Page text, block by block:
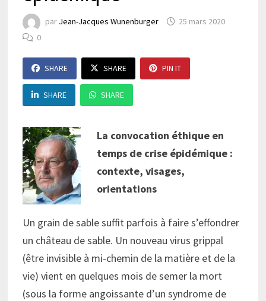
par Jean-Jacques Wunenburger
25 mars 2020
0
SHARE SHARE PIN IT
SHARE SHARE
La convocation éthique en
temps de crise épidémique :
contexte, visages,
orientations
Un grain de sable suffit parfois à faire s’effondrer
un château de sable. Un nouveau virus grippal
(être invisible à mi-chemin de la matière et de la
vie) vient en quelques mois de semer la mort
(sous la forme angoissante d’un syndrome de